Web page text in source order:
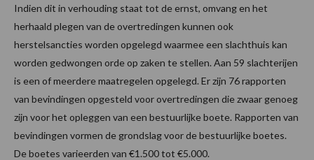
Indien dit in verhouding staat tot de ernst, omvang en het
herhaald plegen van de overtredingen kunnen ook
herstelsancties worden opgelegd waarmee een slachthuis kan
worden gedwongen orde op zaken te stellen. Aan 59 slachterijen
is een of meerdere maatregelen opgelegd. Er zijn 76 rapporten
van bevindingen opgesteld voor overtredingen die zwaar genoeg
zijn voor het opleggen van een bestuurlijke boete. Rapporten van
bevindingen vormen de grondslag voor de bestuurlijke boetes.
De boetes varieerden van €1.500 tot €5.000.